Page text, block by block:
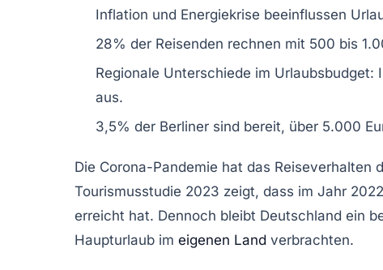
Inflation und Energiekrise beeinflussen
28% der Reisenden rechnen mit 500 bis
Regionale Unterschiede im Urlaubsbudget:
aus.
3,5% der Berliner sind bereit, über 5.000
Die Corona-Pandemie hat das Reiseverhalten
Tourismusstudie 2023 zeigt, dass im Jahr
erreicht hat. Dennoch bleibt Deutschland ein
Haupturlaub im eigenen Land verbrachten.